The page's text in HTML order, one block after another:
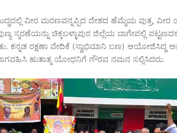
ವೀರ ಮರಣವನ್ನಪ್ಪಿದ ದೇಶದ ಹೆಮ್ಮೆಯ ಪುತ್ರ,
ಸ್ಮರಣೆಯನ್ನು ಚಿಕ್ಕಬಳ್ಳಾಪುರ ಜಿಲ್ಲೆಯ ಬಾಗೇಪಲ್ಲಿ
ಕನ್ನಡ ರಕ್ಷಣಾ ವೇದಿಕೆ (ಸ್ವಾಭಿಮಾನಿ ಬಣ) ಆಯೋಜಿಸಿದ್ದ
ಹುತಾತ್ಮ ಯೋಧನಿಗೆ ಗೌರವ ನಮನ ಸಲ್ಲಿಸಿದರು.